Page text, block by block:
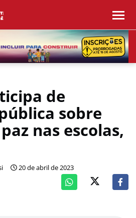
de
sobre
nas escolas,
20 de abril de 2023